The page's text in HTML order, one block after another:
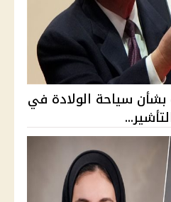
بشأن سياحة الولادة في